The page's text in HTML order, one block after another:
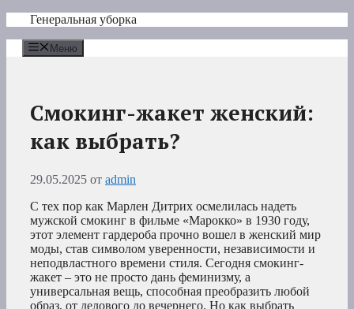
Перейти
содержимому
Генеральная уборка
Меню
Смокинг-жакет женский:
как выбрать?
29.05.2025 от admin
С тех пор как Марлен Дитрих осмелилась надеть
мужской смокинг в фильме «Марокко» в 1930 году,
этот элемент гардероба прочно вошел в женский мир
моды, став символом уверенности, независимости и
неподвластного времени стиля. Сегодня смокинг-
жакет – это не просто дань феминизму, а
универсальная вещь, способная преобразить любой
образ, от делового до вечернего. Но как выбрать